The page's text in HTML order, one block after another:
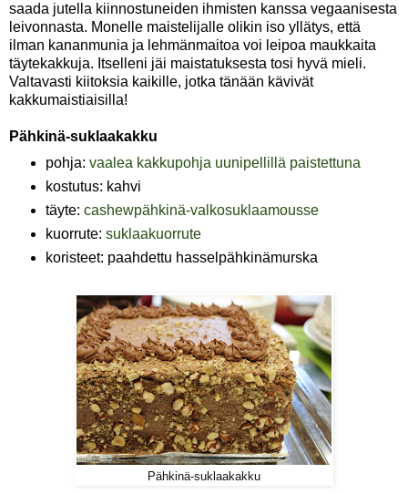
saada jutella kiinnostuneiden ihmisten kanssa vegaanisesta
leivonnasta. Monelle maistelijalle olikin iso yllätys, että
ilman kananmunia ja lehmänmaitoa voi leipoa maukkaita
täytekakkuja. Itselleni jäi maistatuksesta tosi hyvä mieli.
Valtavasti kiitoksia kaikille, jotka tänään kävivät
kakkumaistiaisilla!
Pähkinä-suklaakakku
pohja: vaalea kakkupohja uunipellillä paistettuna
kostutus: kahvi
täyte: cashewpähkinä-valkosuklaamousse
kuorrute: suklaakuorrute
koristeet: paahdettu hasselpähkinämurska
Pähkinä-suklaakakku